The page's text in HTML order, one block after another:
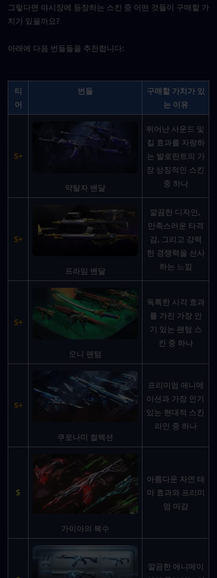
그렇다면 야시장에 등장하는 스킨 중 어떤 것들이 구매할 가
치가 있을까요?
아래에 다음 번들들을 추천합니다:
티
어
번들
구매할 가치가 있
는 이유
S+
약탈자 밴달
뛰어난 사운드 및
킬 효과를 자랑하
는 발로란트의 가
장 상징적인 스킨
중 하나
S+
프라임 밴달
깔끔한 디자인,
만족스러운 타격
감, 그리고 강력
한 경쟁력을 선사
하는 느낌
S+
오니 팬텀
독특한 시각 효과
를 가진 가장 인
기 있는 팬텀 스
킨 중 하나
S+
쿠로나미 컬렉션
프리미엄 애니메
이션과 가장 인기
있는 현대적 스킨
라인 중 하나
S
가이아의 복수
아름다운 자연 테
마 효과와 프리미
엄 마감
깔끔한 애니메이